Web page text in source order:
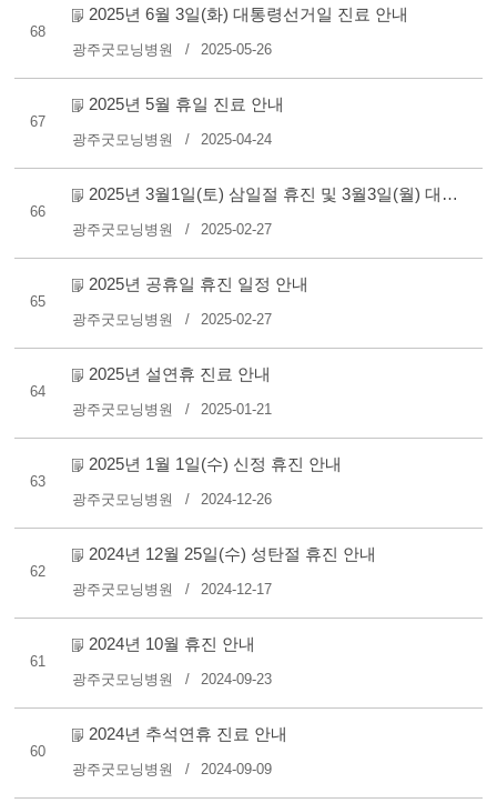
68
2025년 6월 3일(화) 대통령선거일 진료 안내
광주굿모닝병원 2025-05-26
67
2025년 5월 휴일 진료 안내
광주굿모닝병원 2025-04-24
66
2025년 3월1일(토) 삼일절 휴진 및 3월3일(월) 대체공휴일 진료 ..
광주굿모닝병원 2025-02-27
65
2025년 공휴일 휴진 일정 안내
광주굿모닝병원 2025-02-27
64
2025년 설연휴 진료 안내
광주굿모닝병원 2025-01-21
63
2025년 1월 1일(수) 신정 휴진 안내
광주굿모닝병원 2024-12-26
62
2024년 12월 25일(수) 성탄절 휴진 안내
광주굿모닝병원 2024-12-17
61
2024년 10월 휴진 안내
광주굿모닝병원 2024-09-23
60
2024년 추석연휴 진료 안내
광주굿모닝병원 2024-09-09